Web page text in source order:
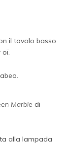
il tavolo basso
oï.
Marble di
alla lampada